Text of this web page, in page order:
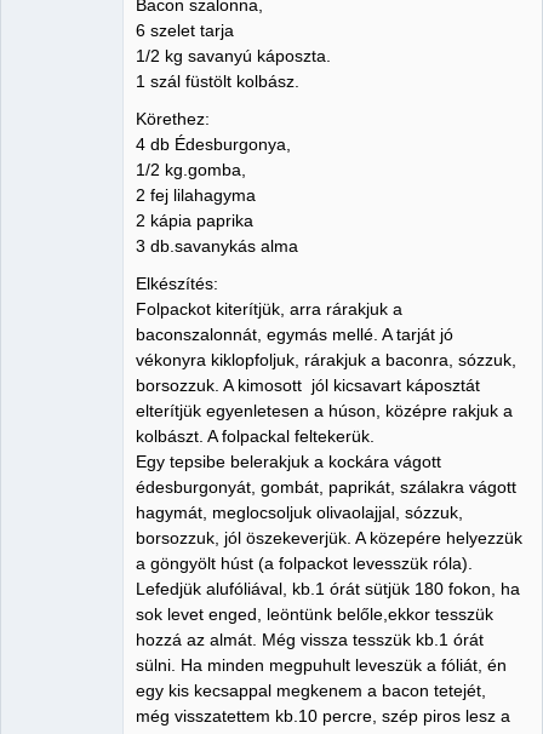
Bacon szalonna,
6 szelet tarja
1/2 kg savanyú káposzta.
1 szál füstölt kolbász.
Körethez:
4 db Édesburgonya,
1/2 kg.gomba,
2 fej lilahagyma
2 kápia paprika
3 db.savanykás alma
Elkészítés:
Folpackot kiterítjük, arra rárakjuk a
baconszalonnát, egymás mellé. A tarját jó
vékonyra kiklopfoljuk, rárakjuk a baconra, sózzuk,
borsozzuk. A kimosott jól kicsavart káposztát
elterítjük egyenletesen a húson, középre rakjuk a
kolbászt. A folpackal feltekerük.
Egy tepsibe belerakjuk a kockára vágott
édesburgonyát, gombát, paprikát, szálakra vágott
hagymát, meglocsoljuk olivaolajjal, sózzuk,
borsozzuk, jól öszekeverjük. A közepére helyezzük
a göngyölt húst (a folpackot levesszük róla).
Lefedjük alufóliával, kb.1 órát sütjük 180 fokon, ha
sok levet enged, leöntünk belőle,ekkor tesszük
hozzá az almát. Még vissza tesszük kb.1 órát
sülni. Ha minden megpuhult leveszük a fóliát, én
egy kis kecsappal megkenem a bacon tetejét,
még visszatettem kb.10 percre, szép piros lesz a